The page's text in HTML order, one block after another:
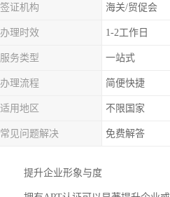
签证机构 海关/贸促会
办理时效 1-2工作日
服务类型 一站式
办理流程 简便快捷
适用地区 不限国家
常见问题解决 免费解答
提升企业形象与度